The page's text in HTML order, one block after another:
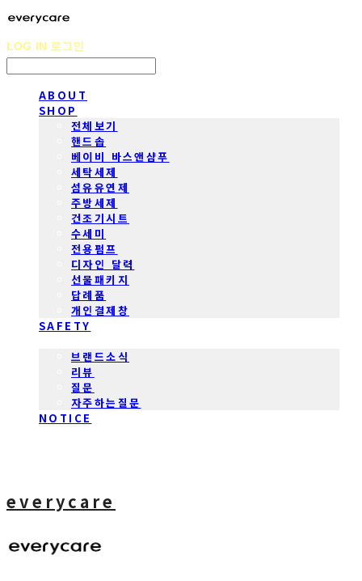
LOG IN 로그인
ABOUT
SHOP
전체보기
핸드솝
베이비 바스앤샴푸
세탁세제
섬유유연제
주방세제
건조기시트
수세미
전용펌프
디자인 달력
선물패키지
답례품
개인결제창
SAFETY
브랜드소식
리뷰
질문
자주하는질문
NOTICE
everycare